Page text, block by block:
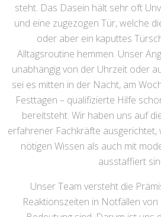
steht. Das Dasein hält sehr oft
und eine zugezogen Tür, welche
oder aber ein kaputtes
Alltagsroutine hemmen. Unser
unabhängig von der Uhrzeit oder
sei es mitten in der Nacht, am
Festtagen – qualifizierte Hilfe
bereitsteht. Wir haben uns auf
erfahrener Fachkräfte ausgerichtet,
nötigen Wissen als auch mit
ausstaffiert
Unser Team versteht die
Reaktionszeiten in Notfällen